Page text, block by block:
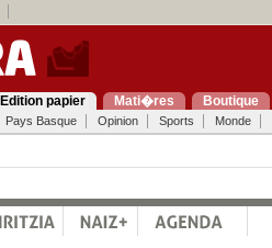
Edition papier Mati�res Boutique
Pays Basque Opinion Sports Monde